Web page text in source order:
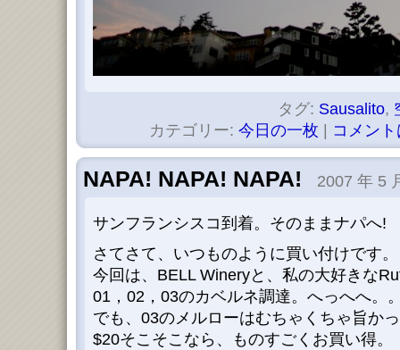
タグ: Sausalito,
カテゴリー: 今日の一枚 コメン
NAPA! NAPA! NAPA! 2007 年 5
サンフランシスコ到着。そのままナパへ!
さてさて、いつものように買い付けです。
今回は、BELL Wineryと、私の大好きな
01，02，03のカベルネ調達。へっへへ。
でも、03のメルローはむちゃくちゃ旨か
$20そこそこなら、ものすごくお買い得。